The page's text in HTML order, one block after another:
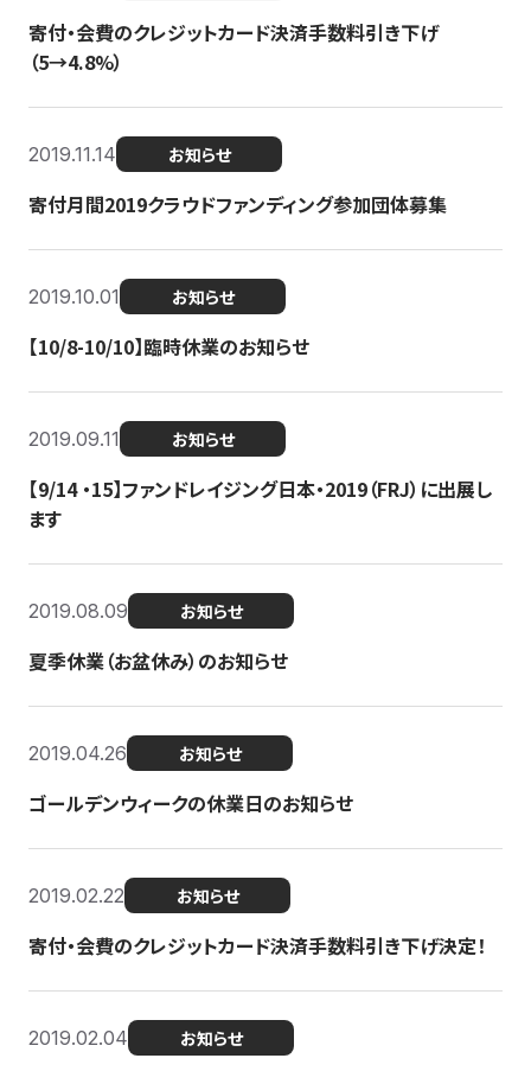
寄付・会費のクレジットカード決済手数料引き下げ
（5→4.8%）
2019.11.14 お知らせ
寄付月間2019クラウドファンディング参加団体募集
2019.10.01 お知らせ
【10/8-10/10】臨時休業のお知らせ
2019.09.11 お知らせ
【9/14 ・15】ファンドレイジング日本・2019（FRJ）に出展し
ます
2019.08.09 お知らせ
夏季休業（お盆休み）のお知らせ
2019.04.26 お知らせ
ゴールデンウィークの休業日のお知らせ
2019.02.22 お知らせ
寄付・会費のクレジットカード決済手数料引き下げ決定！
2019.02.04 お知らせ